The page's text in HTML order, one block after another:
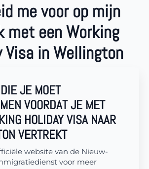
me voor op mijn
met een Working
Visa in Wellington
JE MOET
VOORDAT JE MET
HOLIDAY VISA NAAR
VERTREKT
website van de Nieuw-
voor meer